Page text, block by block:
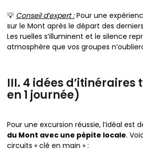
💡 Conseil d’expert :Pour une
sur le Mont après le départ des
Les ruelles s’illuminent et le silence
atmosphère que vos groupes
III. 4 idées d’itinéraires
en 1 journée)
Pour une excursion réussie, l’idéal est
du Mont avec une pépite locale.
circuits « clé en main » :